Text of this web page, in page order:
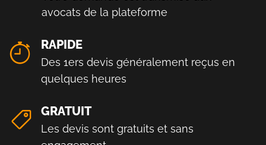
avocats de la plateforme
RAPIDE
Des 1ers devis généralement reçus en
quelques heures
GRATUIT
Les devis sont gratuits et sans